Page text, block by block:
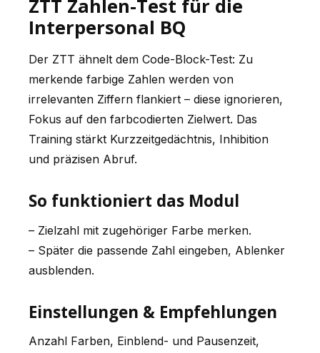
ZTT Zahlen-Test für die
Interpersonal BQ
Der ZTT ähnelt dem Code-Block-Test: Zu
merkende farbige Zahlen werden von
irrelevanten Ziffern flankiert – diese ignorieren,
Fokus auf den farbcodierten Zielwert. Das
Training stärkt Kurzzeitgedächtnis, Inhibition
und präzisen Abruf.
So funktioniert das Modul
– Zielzahl mit zugehöriger Farbe merken.
– Später die passende Zahl eingeben, Ablenker
ausblenden.
Einstellungen & Empfehlungen
Anzahl Farben, Einblend- und Pausenzeit,